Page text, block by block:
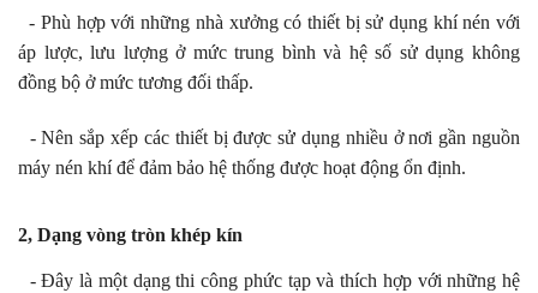
- Phù hợp với những nhà xưởng có thiết bị sử dụng khí nén với
áp lược, lưu lượng ở mức trung bình và hệ số sử dụng không
đồng bộ ở mức tương đối thấp.
- Nên sắp xếp các thiết bị được sử dụng nhiều ở nơi gần nguồn
máy nén khí để đảm bảo hệ thống được hoạt động ổn định.
2, Dạng vòng tròn khép kín
- Đây là một dạng thi công phức tạp và thích hợp với những hệ